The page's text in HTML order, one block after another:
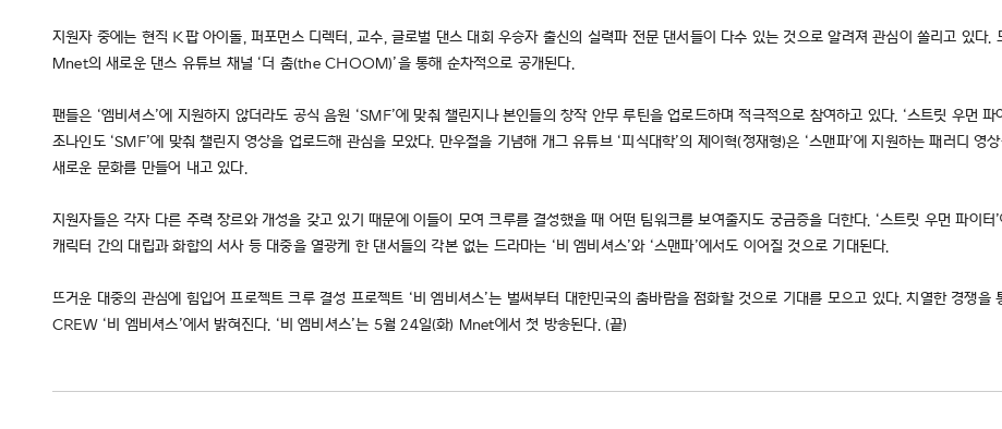
지원자 중에는 현직 K팝 아이돌, 퍼포먼스 디렉터, 교수, 글로벌 댄스 대회 우승자 출신의 실력파 전문 댄서들이 다수 있는 것으로 알려져 관심이 쏠리고 있다
Mnet의 새로운 댄스 유튜브 채널 ‘더 춤(the CHOOM)’을 통해 순차적으로 공개된다.
팬들은 ‘엠비셔스’에 지원하지 않더라도 공식 음원 ‘SMF’에 맞춰 챌린지나 본인들의 창작 안무 루틴을 업로드하며 적극적으로 참여하고 있다. ‘스트릿 우먼
조나인도 ‘SMF’에 맞춰 챌린지 영상을 업로드해 관심을 모았다. 만우절을 기념해 개그 유튜브 ‘피식대학’의 제이혁(정재형)은 ‘스맨파’에 지원하는 패러디
새로운 문화를 만들어 내고 있다.
지원자들은 각자 다른 주력 장르와 개성을 갖고 있기 때문에 이들이 모여 크루를 결성했을 때 어떤 팀워크를 보여줄지도 궁금증을 더한다. ‘스트릿 우먼 파이
캐릭터 간의 대립과 화합의 서사 등 대중을 열광케 한 댄서들의 각본 없는 드라마는 ‘비 엠비셔스’와 ‘스맨파’에서도 이어질 것으로 기대된다.
뜨거운 대중의 관심에 힘입어 프로젝트 크루 결성 프로젝트 ‘비 엠비셔스’는 벌써부터 대한민국의 춤바람을 점화할 것으로 기대를 모으고 있다. 치열한 경쟁
CREW ‘비 엠비셔스’에서 밝혀진다. ‘비 엠비셔스’는 5월 24일(화) Mnet에서 첫 방송된다. (끝)